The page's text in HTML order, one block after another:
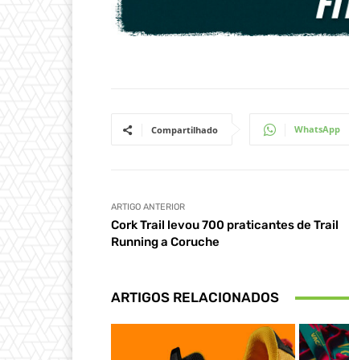
Compartilhado WhatsApp
ARTIGO ANTERIOR
Cork Trail levou 700 praticantes de Trail
Running a Coruche
ARTIGOS RELACIONADOS